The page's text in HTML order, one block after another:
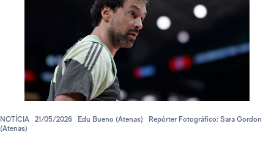
NOTÍCIA 21/05/2026 Edu Bueno (Atenas)
Repórter Fotográfico: Sara Gordon
(Atenas)